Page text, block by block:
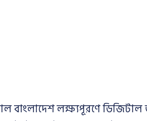
বাংলাদেশ লক্ষ্যপূরণে ডিজিটাল